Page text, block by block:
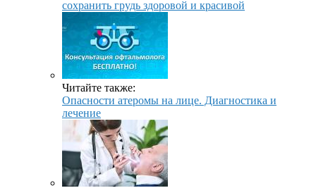
сохранить грудь здоровой и красивой
Читайте также:
Опасности атеромы на лице. Диагностика и
лечение